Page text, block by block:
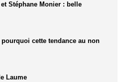
Stéphane Monier : belle
cette tendance au non
Laume